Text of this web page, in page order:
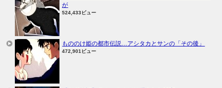
が
524,433ビュー
もののけ姫の都市伝説…アシタカとサンの「その後」
472,901ビュー